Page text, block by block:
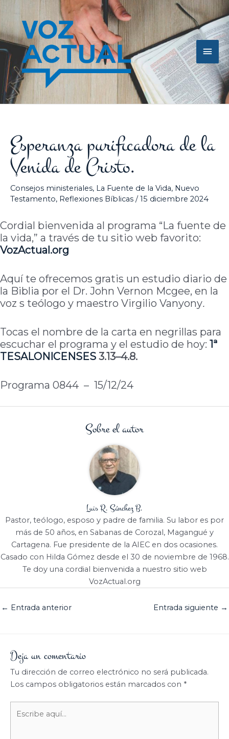
contenido
Esperanza purificadora de la
Venida de Cristo.
Consejos ministeriales, La Fuente de la Vida, Nuevo
Testamento, Reflexiones Bíblicas /15 diciembre 2024
Cordial bienvenida al programa “La fuente de
la vida,” a través de tu sitio web favorito:
VozActual.org
Aquí te ofrecemos gratis un estudio diario de
la Biblia por el Dr. John Vernon Mcgee, en la
voz s teólogo y maestro Virgilio Vanyony.
Tocas el nombre de la carta en negrillas para
escuchar el programa y el estudio de hoy: 1ª
TESALONICENSES 3.13–4.8.
Programa 0844 – 15/12/24
Sobre el autor
Luis R. Sánchez B.
Pastor, teólogo, esposo y padre de familia. Su labor es por
más de 50 años, en Sabanas de Corozal, Magangué y
Cartagena. Fue presidente de la AIEC en dos ocasiones.
Casado con Hilda Gómez desde el 30 de noviembre de 1968.
Te doy una cordial bienvenida a nuestro sitio web
VozActual.org
← Entrada anterior Entrada siguiente →
Deja un comentario
Tu dirección de correo electrónico no será publicada.
Los campos obligatorios están marcados con *
aquí...